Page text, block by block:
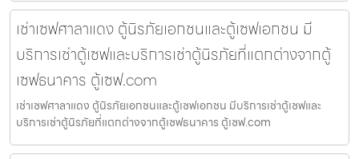
เช่าเซฟศาลาแดง ตู้นิรภัยเอกชนและตู้เซฟเอกชน มี
บริการเช่าตู้เซฟและบริการเช่าตู้นิรภัยที่แตกต่างจากตู้
เซฟธนาคาร ตู้เซฟ.com
เช่าเซฟศาลาแดง ตู้นิรภัยเอกชนและตู้เซฟเอกชน มีบริการเช่าตู้เซฟและ
บริการเช่าตู้นิรภัยที่แตกต่างจากตู้เซฟธนาคาร ตู้เซฟ.com